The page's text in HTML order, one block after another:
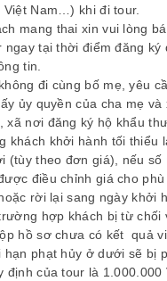
Việt Nam…) khi đi tour.
mang thai xin vui lòng
ngay tại thời điểm đăng ký
tin.
đi cùng bố mẹ, yêu
ủy quyền của cha mẹ và
xã nơi đăng ký hộ khẩu
khách khởi hành tối thiểu
(tùy theo đơn giá), nếu
điều chỉnh giá cho
rời lại sang ngày khởi
hợp khách bị từ chối
hồ sơ chưa có kết quả
hạn phạt hủy ở dưới sẽ bị
định của tour là 1.000.000